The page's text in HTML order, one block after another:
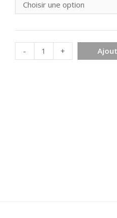
-
quantité
de
+